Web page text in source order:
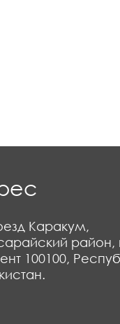
Каракум,
район,
100100,